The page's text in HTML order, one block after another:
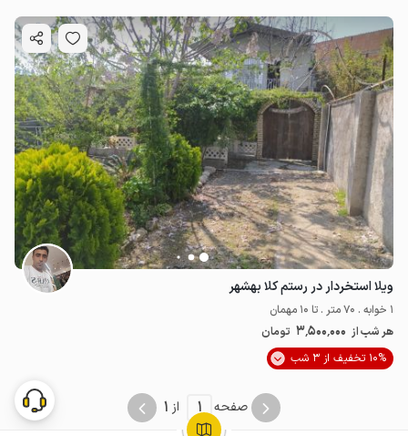
ویلا استخردار در رستم کلا بهشهر
1 خوابه . 70 متر . تا 10 مهمان
هر شب از 3٬500٬000 تومان
10% تخفیف از 3 شب
صفحه 1 از 1